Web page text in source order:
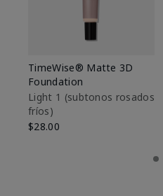
TimeWise® Matte 3D
Foundation
Light 1​ (subtonos rosados
fríos)
$28.00